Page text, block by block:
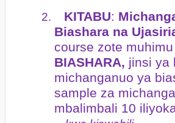
2. KITABU:
Biashara na
course zote
BIASHARA, jinsi ya
michanganuo ya
sample za
mbalimbali 10